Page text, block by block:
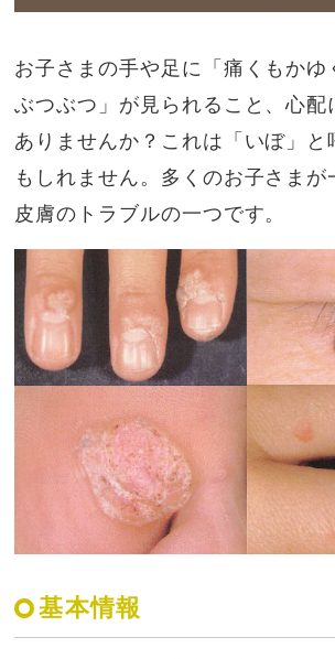
お子さまの手や足に「痛くもかゆ
ぶつぶつ」が見られること、心配
ありませんか？これは「いぼ」と
もしれません。多くのお子さまが
皮膚のトラブルの一つです。
基本情報